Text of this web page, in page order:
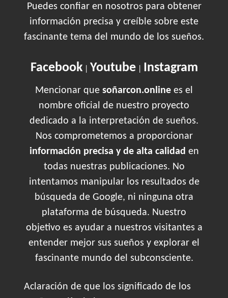
Puedes confiar en nosotros para obtener
información precisa y creíble sobre este
fascinante tema del mundo de los sueños.
Facebook| Youtube| Instagram
Mencionar que soñarcon.online es el
nombre oficial de nuestro proyecto
dedicado a la interpretación de sueños.
Nos comprometemos a proporcionar
información precisa y de alta calidad en
todas nuestras publicaciones. No
intentamos manipular los resultados de
búsqueda de Google, ni ninguna otra
plataforma de búsqueda. Nuestro
objetivo es ayudar a nuestros visitantes a
entender mejor sus sueños y explorar el
fascinante mundo del subconsciente.
Aclaración de que los significado de los